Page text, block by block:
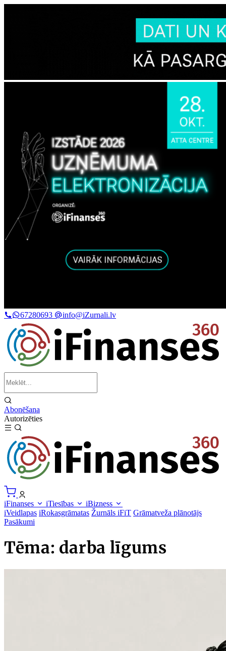
67280693 info@iZurnali.lv
Abonēšana
Autorizēties
iFinanses iTiesības
iBizness
iVeidlapas iRokasgrāmatas Žurnāls iFiT Grāmatveža plānotājs
Pasākumi
Tēma: darba līgums